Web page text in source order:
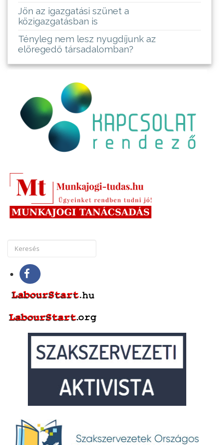
Jön az igazgatási szünet a
közigazgatásban is
Tényleg nem lesz nyugdíjunk az
elöregedő társadalomban?